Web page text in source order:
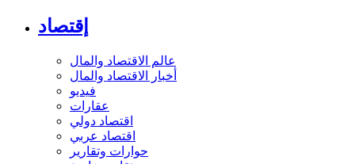
إقتصاد
عالم الاقتصاد والمال
أخبار الاقتصاد والمال
فيديو
عقارات
اقتصاد دولي
اقتصاد عربي
حوارات وتقارير